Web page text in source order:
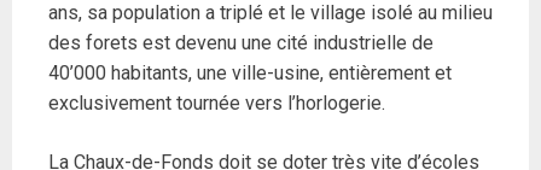
ans, sa population a triplé et le village isolé au milieu
des forets est devenu une cité industrielle de
40’000 habitants, une ville-usine, entièrement et
exclusivement tournée vers l’horlogerie.
La Chaux-de-Fonds doit se doter très vite d’écoles